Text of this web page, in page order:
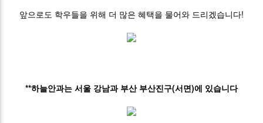
앞으로도 학우들을 위해 더 많은 혜택을 물어와 드리겠습니다!
**하늘안과는 서울 강남과 부산 부산진구(서면)에 있습니다